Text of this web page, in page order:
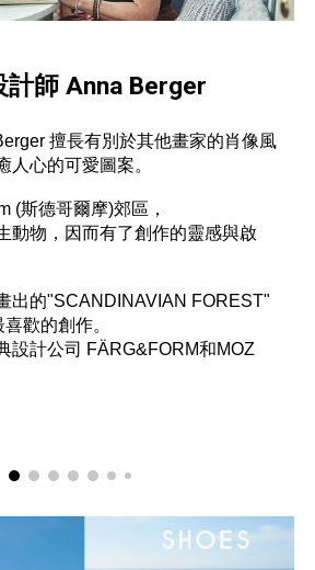
計師 Anna Berger
擅長有別於其他畫家的肖像風
人心的可愛圖案。
(斯德哥爾摩)郊區，
動物，因而有了創作的靈感與啟
出的"SCANDINAVIAN FOREST"
歡的創作。
設計公司 FÄRG&FORM和MOZ